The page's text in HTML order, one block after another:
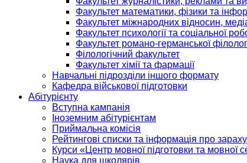
Факультет математики, фізики та
Факультет міжнародних відносин,
Факультет психології та соціальної
Факультет романо-германської
Філологічний факультет
Факультет хімії та фармації
Навчальні підрозділи іншого формату
Кафедра військової підготовки
Абітурієнту
Вступна кампанія
Іноземним абітурієнтам
Приймальна комісія
Рейтингові списки та інформація про
Курси «Центр мовної підготовки та мовної
Наука для школярів